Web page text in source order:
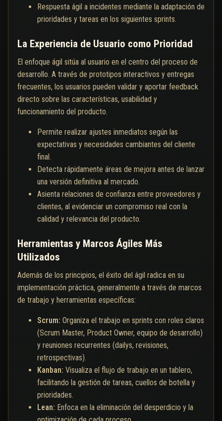
Respuesta ágil a incidentes mediante la adaptación de
prioridades y tareas en los siguientes sprints.
La Experiencia de Usuario como Prioridad
El enfoque ágil sitúa al usuario en el centro del proceso de
desarrollo. A través de prototipos interactivos y entregas
frecuentes, los usuarios pueden validar y aportar feedback
directo sobre las características, usabilidad y
funcionamiento del producto.
Permite realizar ajustes inmediatos según las
expectativas y necesidades cambiantes del cliente
final.
Detecta rápidamente áreas de mejora antes de lanzar
una versión definitiva al mercado.
Asienta relaciones de confianza entre proveedores y
clientes, al evidenciar un compromiso real con la
calidad y relevancia del producto.
Herramientas y Marcos Ágiles Más
Utilizados
Además de los principios, el éxito del ágil radica en su
implementación práctica, generalmente a través de marcos
de trabajo y herramientas específicas:
Scrum: Organiza el trabajo en sprints con roles claros
(Scrum Master, Product Owner, equipo de desarrollo)
y reuniones recurrentes (dailys, revisiones,
retrospectivas).
Kanban: Visualiza el flujo de trabajo en un tablero,
facilitando la gestión de tareas, cuellos de botella y
prioridades.
Lean: Enfoca en la eliminación del desperdicio y la